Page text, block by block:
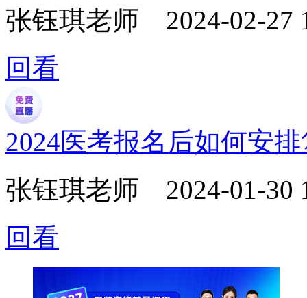
张钰琪老师 2024-02-27
回看
2024医考报名后如何安
张钰琪老师 2024-01-30
回看